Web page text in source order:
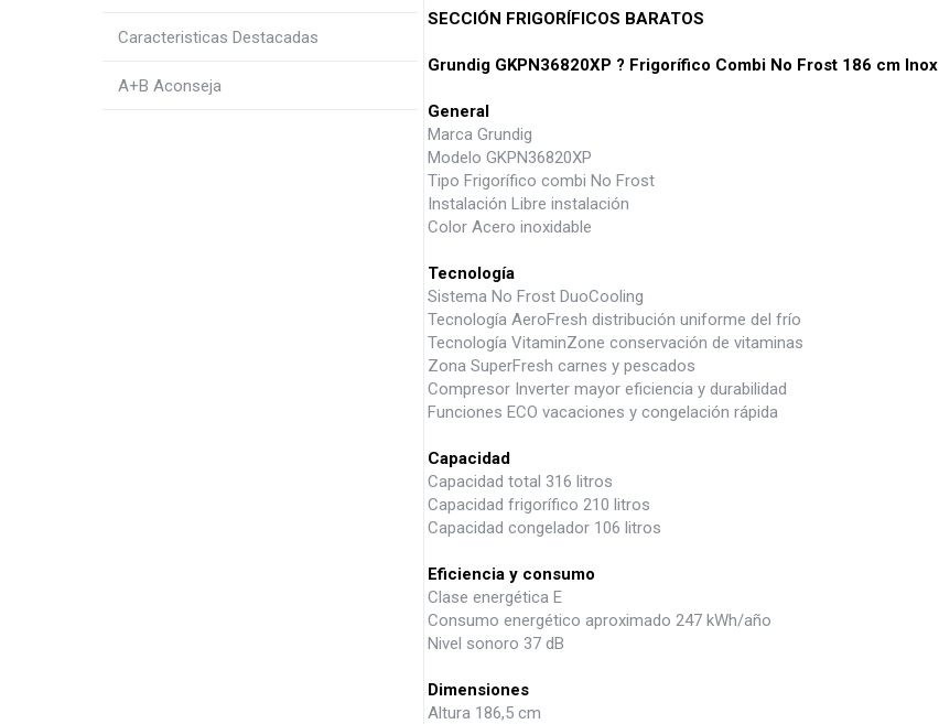
Caracteristicas Destacadas
A+B Aconseja
SECCIÓN FRIGORÍFICOS BARATOS
Grundig GKPN36820XP ? Frigorífico Combi No Frost 186 cm Inox
General
Marca Grundig
Modelo GKPN36820XP
Tipo Frigorífico combi No Frost
Instalación Libre instalación
Color Acero inoxidable
Tecnología
Sistema No Frost DuoCooling
Tecnología AeroFresh distribución uniforme del frío
Tecnología VitaminZone conservación de vitaminas
Zona SuperFresh carnes y pescados
Compresor Inverter mayor eficiencia y durabilidad
Funciones ECO vacaciones y congelación rápida
Capacidad
Capacidad total 316 litros
Capacidad frigorífico 210 litros
Capacidad congelador 106 litros
Eficiencia y consumo
Clase energética E
Consumo energético aproximado 247 kWh/año
Nivel sonoro 37 dB
Dimensiones
Altura 186,5 cm